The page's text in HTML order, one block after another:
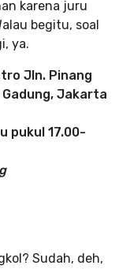
karena juru
begitu, soal
ya.
Jln. Pinang
Gadung, Jakarta
pukul 17.00-
Sudah, deh,